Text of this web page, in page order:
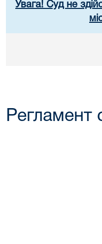
Увага! Суд не
Регламент